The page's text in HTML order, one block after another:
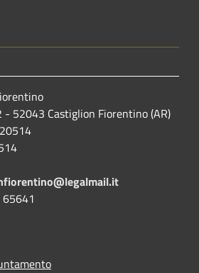
- 52043 Castiglion Fiorentino (AR)